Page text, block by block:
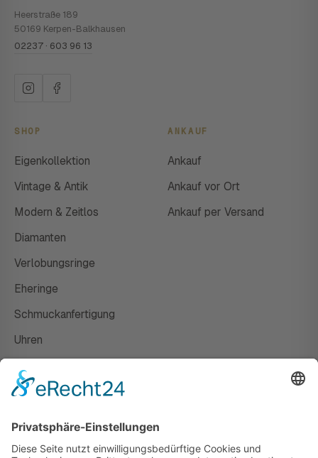
Heerstraße 189
50169 Kerpen-Balkhausen
02237 · 603 96 13
SHOP
Eigenkollektion
Vintage & Antik
Modern & Zeitlos
Diamanten
Verlobungsringe
Eheringe
Schmuckanfertigung
Uhren
ANKAUF
Ankauf
Ankauf vor Ort
Ankauf per Versand
Susanne Steiger